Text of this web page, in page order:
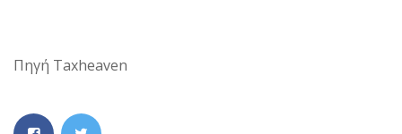
Πηγή Taxheaven